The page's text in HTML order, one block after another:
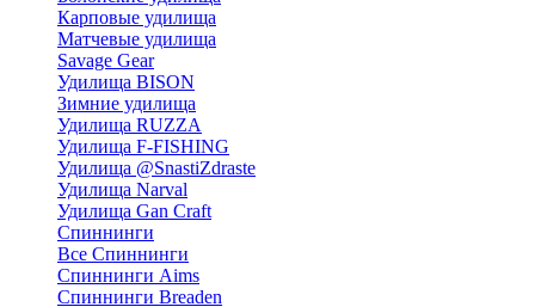
Карповые удилища
Матчевые удилища
Savage Gear
Удилища BISON
Зимние удилища
Удилища RUZZA
Удилища F-FISHING
Удилища @SnastiZdraste
Удилища Narval
Удилища Gan Craft
Спиннинги
Все Спиннинги
Спиннинги Aims
Спиннинги Breaden